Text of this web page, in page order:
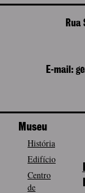
Rua
E-mail:
Museu
História
Edifício
Centro
de